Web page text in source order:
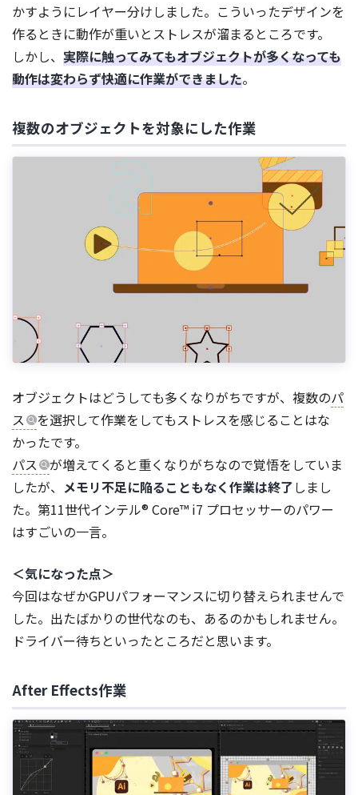
かすようにレイヤー分けしました。こういったデザインを
作るときに動作が重いとストレスが溜まるところです。
しかし、 実際に触ってみてもオブジェクトが多くなっても
動作は変わらず快適に作業ができました。
複数のオブジェクトを対象にした作業
オブジェクトはどうしても多くなりがちですが、複数のパ
ス
を選択して作業をしてもストレスを感じることはな
かったです。
パス
が増えてくると重くなりがちなので覚悟をしていま
したが、 メモリ不足に陥ることもなく作業は終了しまし
た。第11世代インテル® Core™ i7 プロセッサーのパワー
はすごいの一言。
＜気になった点＞
今回はなぜかGPUパフォーマンスに切り替えられませんで
した。出たばかりの世代なのも、あるのかもしれません。
ドライバー待ちといったところだと思います。
After Effects作業